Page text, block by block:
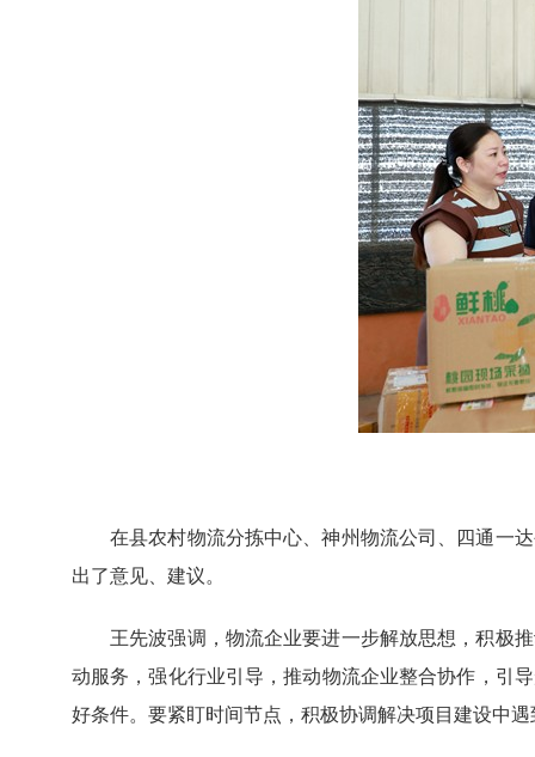
在县农村物流分拣中心、神州物流公司、四通一
出了意见、建议。
王先波强调，物流企业要进一步解放思想，积极
动服务，强化行业引导，推动物流企业整合协作，引
好条件。要紧盯时间节点，积极协调解决项目建设中